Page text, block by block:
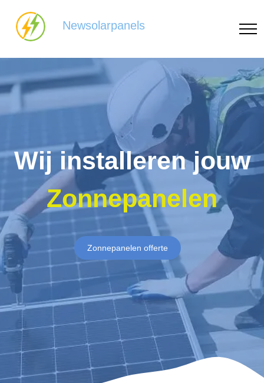
Newsolarpanels
Wij installeren jouw
Zonnepanelen
Zonnepanelen offerte